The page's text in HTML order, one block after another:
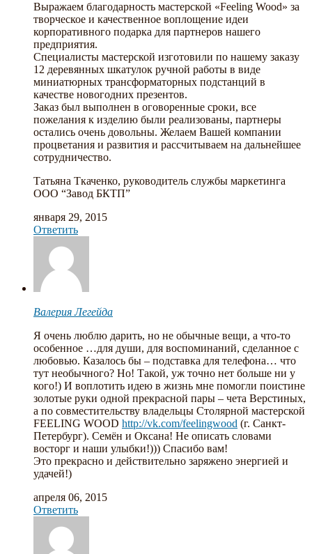
Выражаем благодарность мастерской «Feeling Wood» за
творческое и качественное воплощение идеи
корпоративного подарка для партнеров нашего
предприятия.
Специалисты мастерской изготовили по нашему заказу
12 деревянных шкатулок ручной работы в виде
миниатюрных трансформаторных подстанций в
качестве новогодних презентов.
Заказ был выполнен в оговоренные сроки, все
пожелания к изделию были реализованы, партнеры
остались очень довольны. Желаем Вашей компании
процветания и развития и рассчитываем на дальнейшее
сотрудничество.
Татьяна Ткаченко, руководитель службы маркетинга
ООО “Завод БКТП”
января 29, 2015
Ответить
Валерия Легейда
Я очень люблю дарить, но не обычные вещи, а что-то
особенное …для души, для воспоминаний, сделанное с
любовью. Казалось бы – подставка для телефона… что
тут необычного? Но! Такой, уж точно нет больше ни у
кого!) И воплотить идею в жизнь мне помогли поистине
золотые руки одной прекрасной пары – чета Верстиных,
а по совместительству владельцы Столярной мастерской
FEELING WOOD http://vk.com/feelingwood (г. Санкт-
Петербург). Семён и Оксана! Не описать словами
восторг и наши улыбки!))) Спасибо вам!
Это прекрасно и действительно заряжено энергией и
удачей!)
апреля 06, 2015
Ответить